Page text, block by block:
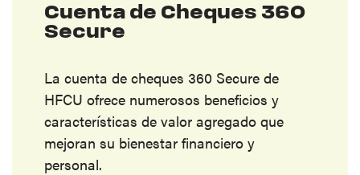
Cuenta de Cheques 360
Secure
La cuenta de cheques 360 Secure de
HFCU ofrece numerosos beneficios y
características de valor agregado que
mejoran su bienestar financiero y
personal.